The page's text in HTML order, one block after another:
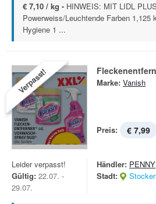
€ 7,10 / kg - HINWEIS: MIT LIDL
Powerweiss/Leuchtende Farben
Hygiene 1 ...
Verpasst! Marke: Vanish
Preis: € 7,99
Leider verpasst!
Gültig: 22.07. -
29.07.
Händler: PENNY
Stadt: